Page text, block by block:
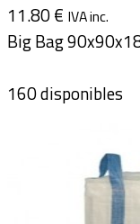
11.80€ IVA inc.
Big Bag
160 disponibles